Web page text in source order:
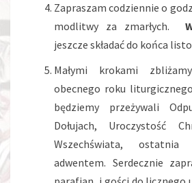
Zapraszam codziennie o
modlitwy za zmarłych.
jeszcze składać do końca
Małymi krokami
obecnego roku
będziemy przeżywali
Dołujach, Uroczystość
Wszechświata,
adwentem. Serdecznie